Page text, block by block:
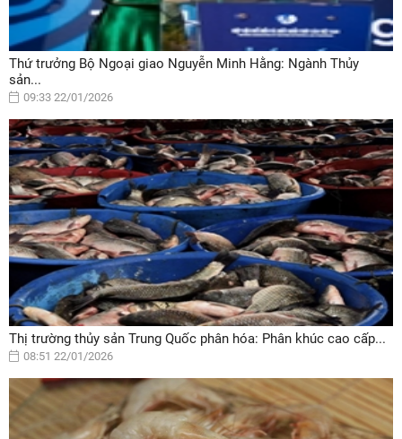
Thứ trưởng Bộ Ngoại giao Nguyễn Minh Hằng: Ngành Thủy
sản...
09:33 22/01/2026
Thị trường thủy sản Trung Quốc phân hóa: Phân khúc cao cấp...
08:51 22/01/2026